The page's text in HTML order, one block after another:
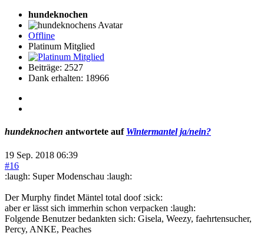
hundeknochen
Offline
Platinum Mitglied
Beiträge: 2527
Dank erhalten: 18966
hundeknochen antwortete auf Wintermantel ja/nein?
19 Sep. 2018 06:39
#16
:laugh: Super Modenschau :laugh:
Der Murphy findet Mäntel total doof :sick:
aber er lässt sich immerhin schon verpacken :laugh:
Folgende Benutzer bedankten sich: Gisela, Weezy, faehrtensucher,
Percy, ANKE, Peaches